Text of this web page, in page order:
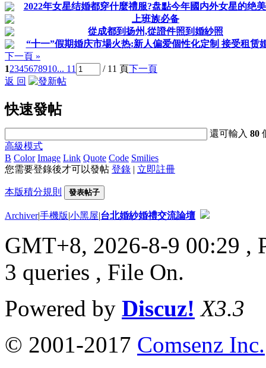
2022年女星结婚都穿什麼禮服?盘點今年國内外女星的绝
上班族必备
從成都到扬州,從證件照到婚紗照
“十一”假期婚庆市場火热:新人偏爱個性化定制 接受租赁
下一頁 »
12345678910... 11 / 11 頁下一頁
返 回
快速發帖
還可輸入80
高級模式
B Color Image Link Quote Code Smilies
您需要登錄後才可以發帖 登錄 | 立即註冊
本版積分規則 發表帖子
Archiver|手機版|小黑屋|台北婚紗婚禮交流論壇
GMT+8, 2026-8-9 00:29 ,
3 queries , File On.
Powered by Discuz! X3.3
© 2001-2017 Comsenz Inc.